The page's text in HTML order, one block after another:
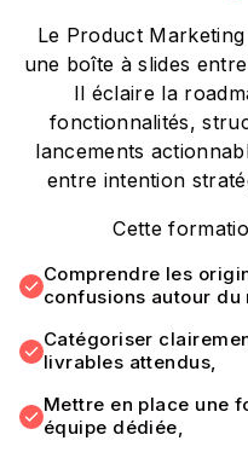
Le Product
une boîte à slides
Il éclaire la
fonctionnalités,
lancements
entre intention
Cette
Comprendre les
confusions autour du
Catégoriser
livrables attendus,
Mettre en place une
équipe dédiée,